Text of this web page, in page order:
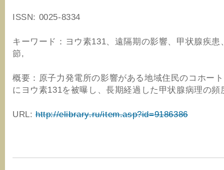
ISSN: 0025-8334
キーワード：ヨウ素131、遠隔期の影響、甲状腺疾患
節,
概要：原子力発電所の影響がある地域住民のコホー
にヨウ素131を被曝し、長期経過した甲状腺病理の頻
URL: http://elibrary.ru/item.asp?id=9186386